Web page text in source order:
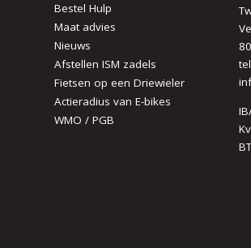
Bestel Hulp
Maat advies
Nieuws
Afstellen ISM zadels
Fietsen op een Driewieler
Actieradius van E-bikes
WMO / PGB